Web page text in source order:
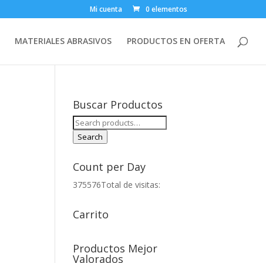
Mi cuenta 0 elementos
MATERIALES ABRASIVOS PRODUCTOS EN OFERTA
Buscar Productos
Search
for:
Search
Count per Day
375576Total de visitas:
Carrito
Productos Mejor
Valorados